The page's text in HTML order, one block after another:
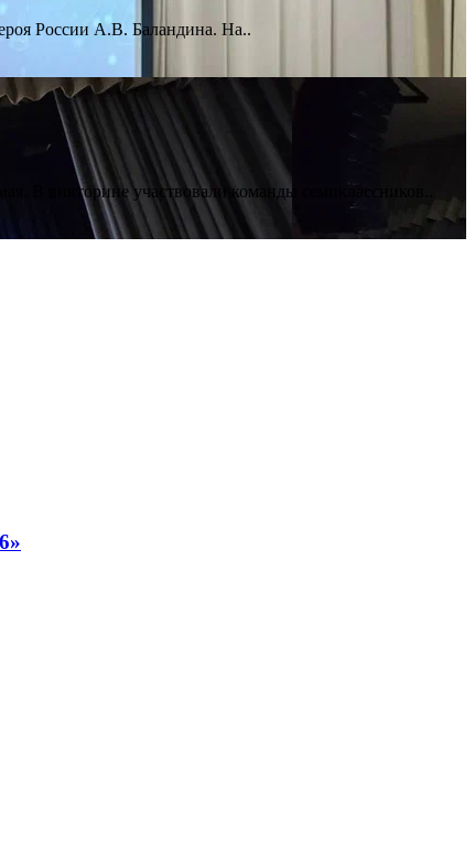
России А.В. Баландина. На..
В викторине участвовали команды семиклассников..